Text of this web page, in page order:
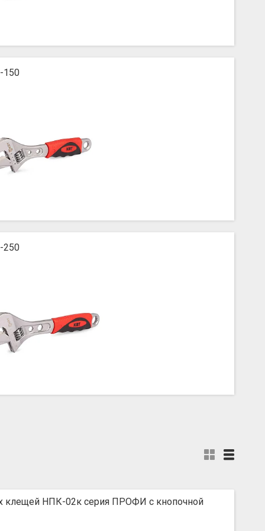
клещей НПК-02к серия ПРОФИ с кнопочной